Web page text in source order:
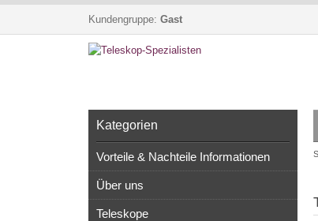
Kundengruppe: Gast
Kategorien
Vorteile & Nachteile Informationen
Über uns
Teleskope